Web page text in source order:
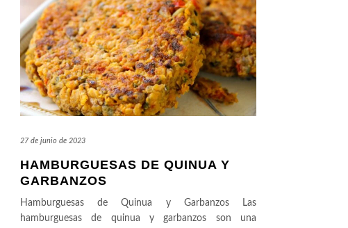
27 de junio de 2023
HAMBURGUESAS DE QUINUA Y
GARBANZOS
Hamburguesas de Quinua y Garbanzos Las
hamburguesas de quinua y garbanzos son una